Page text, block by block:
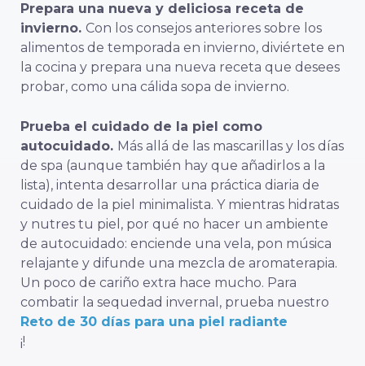
Prepara una nueva y deliciosa receta de
invierno. Con los consejos anteriores sobre los
alimentos de temporada en invierno, diviértete en
la cocina y prepara una nueva receta que desees
probar, como una cálida sopa de invierno.
Prueba el cuidado de la piel como
autocuidado. Más allá de las mascarillas y los días
de spa (aunque también hay que añadirlos a la
lista), intenta desarrollar una práctica diaria de
cuidado de la piel minimalista. Y mientras hidratas
y nutres tu piel, por qué no hacer un ambiente
de autocuidado: enciende una vela, pon música
relajante y difunde una mezcla de aromaterapia.
Un poco de cariño extra hace mucho. Para
combatir la sequedad invernal, prueba nuestro
Reto de 30 días para una piel radiante
¡!